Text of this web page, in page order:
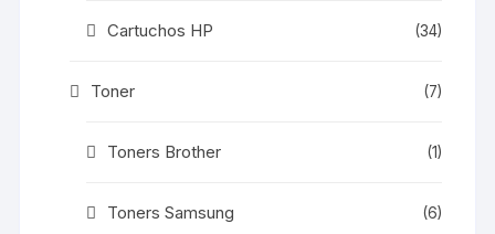
Cartuchos HP (34)
Toner (7)
Toners Brother (1)
Toners Samsung (6)